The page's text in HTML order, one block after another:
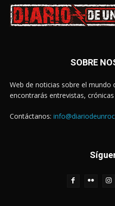
SOBRE
Web de noticias sobre el mundo
encontrarás entrevistas,
Contáctanos: